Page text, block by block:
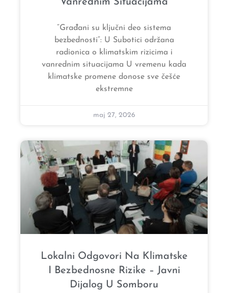
“Građani su ključni deo sistema
bezbednosti“: U Subotici održana
radionica o klimatskim rizicima i
vanrednim situacijama U vremenu kada
klimatske promene donose sve češće
ekstremne
maj 27, 2026
Lokalni Odgovori Na Klimatske
I Bezbednosne Rizike – Javni
Dijalog U Somboru